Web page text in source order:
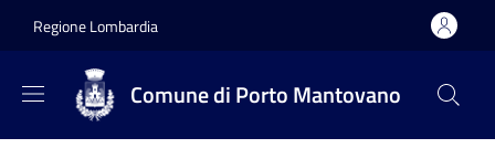
Regione Lombardia
Comune di Porto Mantovano